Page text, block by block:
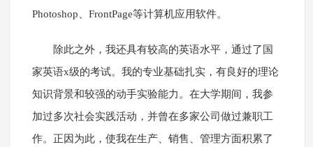
Photoshop、FrontPage等计算机应用软件。
除此之外，我还具有较高的英语水平，通过了国
家英语x级的考试。我的专业基础扎实，有良好的理论
知识背景和较强的动手实验能力。在大学期间，我参
加过多次社会实践活动，并曾在多家公司做过兼职工
作。正因为此，使我在生产、销售、管理方面积累了